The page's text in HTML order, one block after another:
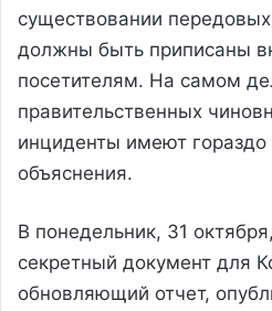
существовании
должны быть приписаны
посетителям. На самом
правительственных
инциденты имеют
объяснения.
В понедельник, 31
секретный документ для
обновляющий отчет,